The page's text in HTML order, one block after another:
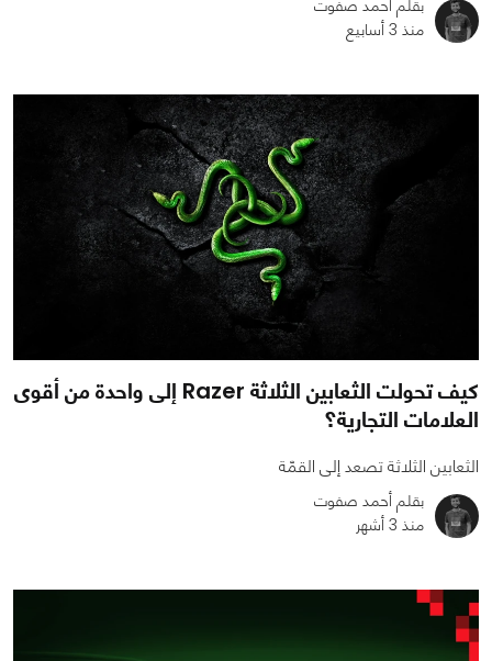
0
بقلم أحمد صفوت
منذ 3 أسابيع
كيف تحولت الثعابين الثلاثة Razer إلى واحدة من أقوى
العلامات التجارية؟
الثعابين الثلاثة تصعد إلى القمّة
بقلم أحمد صفوت
منذ 3 أشهر